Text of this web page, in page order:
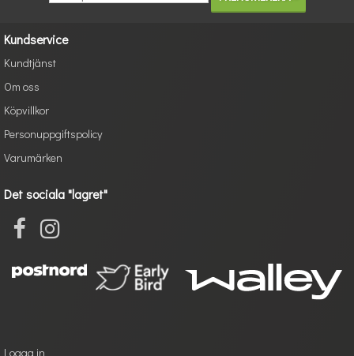
Kundservice
Kundtjänst
Om oss
Köpvillkor
Personuppgiftspolicy
Varumärken
Det sociala "lagret"
Logga in